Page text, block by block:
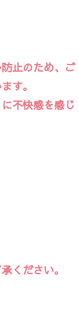
止のため、ご
す。
不快感を感じ
ください。